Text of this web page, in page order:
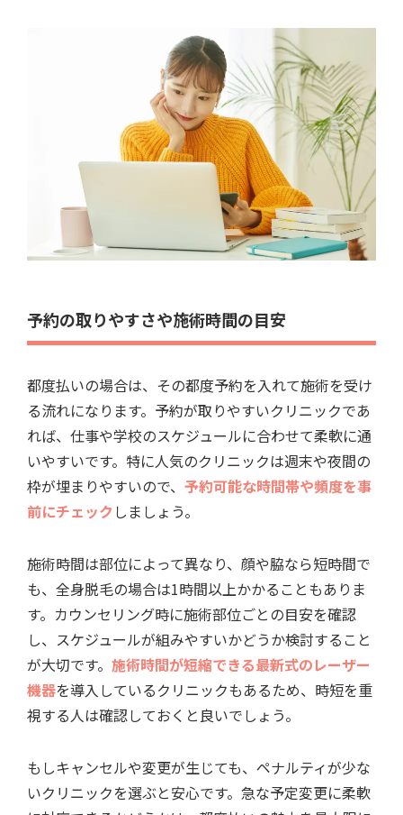
予約の取りやすさや施術時間の目安
都度払いの場合は、その都度予約を入れて施術を受け
る流れになります。予約が取りやすいクリニックであ
れば、仕事や学校のスケジュールに合わせて柔軟に通
いやすいです。特に人気のクリニックは週末や夜間の
枠が埋まりやすいので、 予約可能な時間帯や頻度を事
前にチェック しましょう。
施術時間は部位によって異なり、顔や脇なら短時間で
も、全身脱毛の場合は1時間以上かかることもありま
す。カウンセリング時に施術部位ごとの目安を確認
し、スケジュールが組みやすいかどうか検討すること
が大切です。 施術時間が短縮できる最新式のレーザー
機器を導入しているクリニックもあるため、時短を重
視する人は確認しておくと良いでしょう。
もしキャンセルや変更が生じても、ペナルティが少な
いクリニックを選ぶと安心です。急な予定変更に柔軟